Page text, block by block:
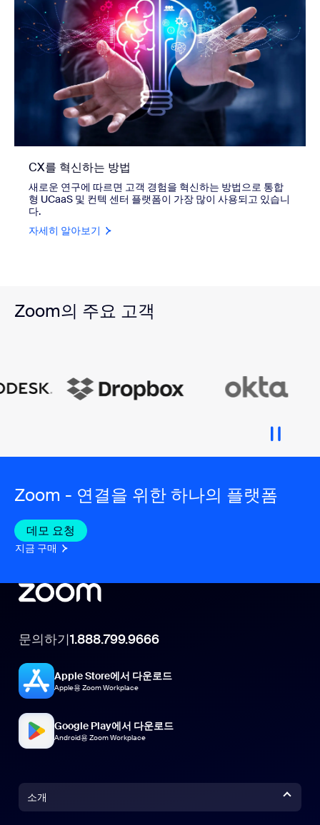
CX를 혁신하는 방법
새로운 연구에 따르면 고객 경험을 혁신하는 방법으로 통합
형 UCaaS 및 컨텍 센터 플랫폼이 가장 많이 사용되고 있습니
다.
자세히 알아보기
Zoom의 주요 고객
Zoom - 연결을 위한 하나의 플랫폼
데모 요청
지금 구매
문의하기1.888.799.9666
Apple Store에서 다운로드
Apple용 Zoom Workplace
Google Play에서 다운로드
Android용 Zoom Workplace
소개